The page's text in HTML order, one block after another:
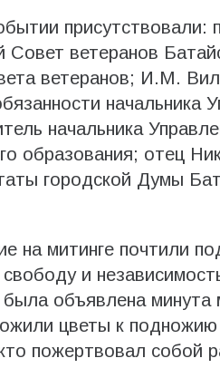
присутствовали:
Совет ветеранов
ветеранов; И.М.
начальника
начальника
образования; отец
городской Думы
на митинге почтили
и
объявлена минута
цветы к
пожертвовал собой